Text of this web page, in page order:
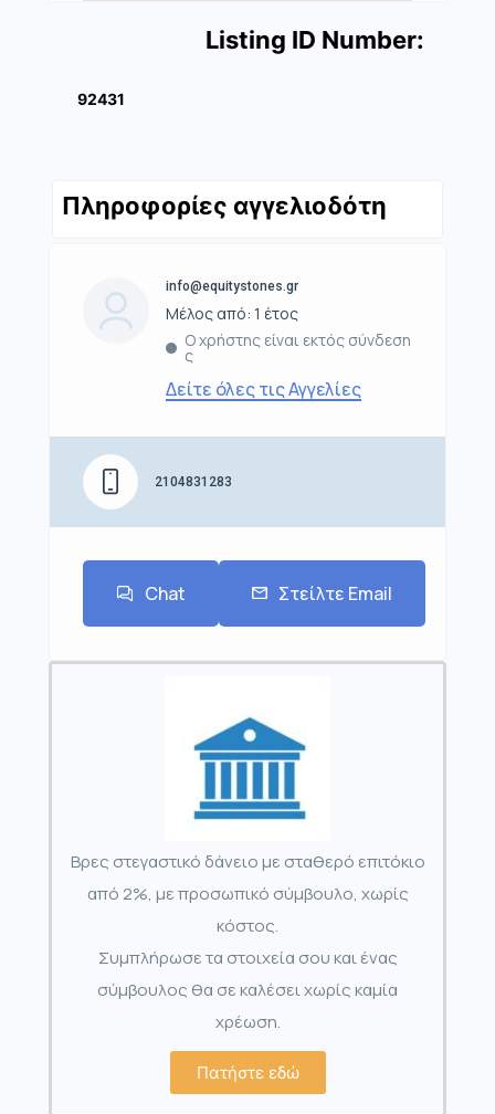
Listing ID Number:
92431
Πληροφορίες αγγελιοδότη
info@equitystones.gr
Μέλος από: 1 έτος
Ο χρήστης είναι εκτός σύνδεση
ς
Δείτε όλες τις Αγγελίες
2104831283
Chat Στείλτε Email
Βρες στεγαστικό δάνειο με σταθερό επιτόκιο
από 2%, με προσωπικό σύμβουλο, χωρίς
κόστος.
Συμπλήρωσε τα στοιχεία σου και ένας
σύμβουλος θα σε καλέσει χωρίς καμία
χρέωση.
Πατήστε εδώ